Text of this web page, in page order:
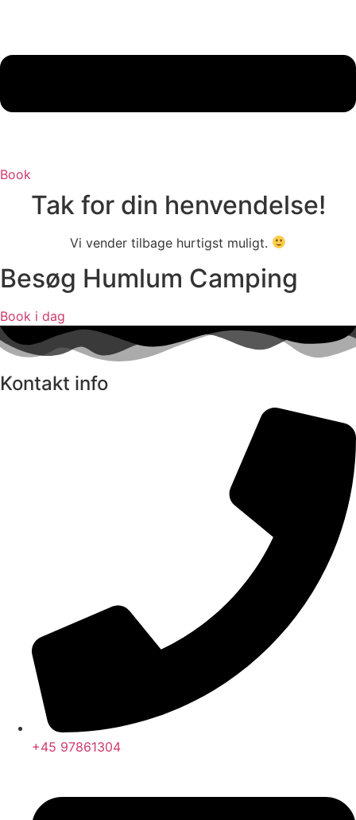
Book
Tak for din henvendelse!
Vi vender tilbage hurtigst muligt.
Besøg Humlum Camping
Book i dag
Kontakt info
+45 97861304